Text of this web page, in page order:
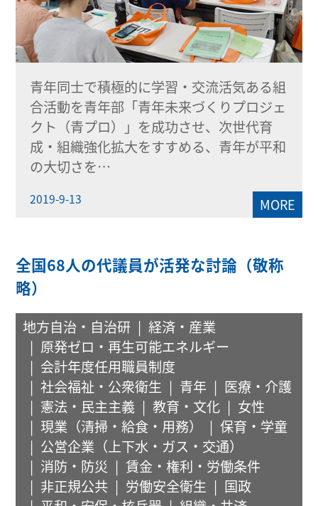
青年同士で積極的に学習・交流活気ある組
合活動を青年部「青年未来づくりプロジェ
クト（青プロ）」を成功させ、次世代育
成・組織強化拡大をすすめる、青年が平和
の大切さを…
2019-9-13 MORE
全国68人の代議員が活発な討論（敬称
略）
地方自治・自治研
経済・産業
原発ゼロ・再生可能エネルギー
会計年度任用職員制度
社会福祉・公衆衛生
青年
医療・介護
憲法・民主主義
教育・文化
女性
現業（清掃・給食・用務）
保育・学童
公営企業（上下水・ガス・交通）
消防・防災
賃金・権利・労働条件
非正規公共
労働安全衛生
国政